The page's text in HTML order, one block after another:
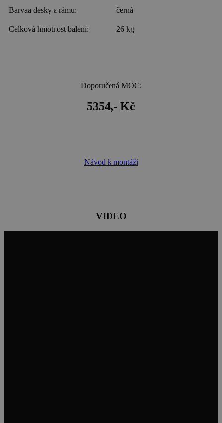
Barvaa desky a rámu: černá
Celková hmotnost balení: 26 kg
Doporučená MOC:
5354,- Kč
Návod k montáži
VIDEO